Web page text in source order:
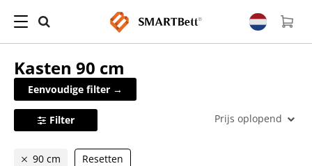
Kasten 90 cm
Eenvoudige filter →
Filter Prijs oplopend
90 cm Resetten